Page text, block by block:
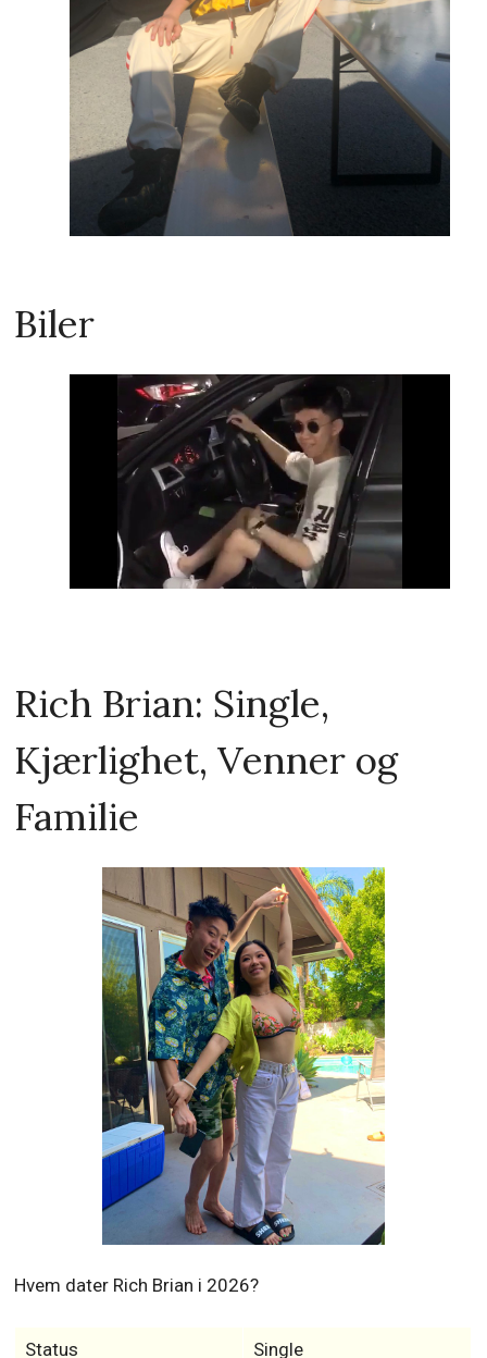
Biler
Rich Brian: Single,
Kjærlighet, Venner og
Familie
Hvem dater Rich Brian i 2026?
Status Single